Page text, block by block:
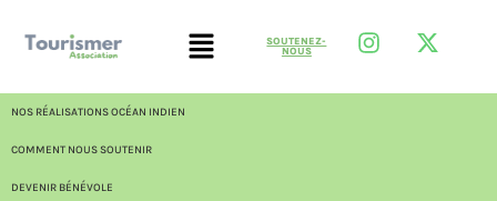
SOUTENEZ-
NOUS
NOS RÉALISATIONS OCÉAN INDIEN
COMMENT NOUS SOUTENIR
DEVENIR BÉNÉVOLE